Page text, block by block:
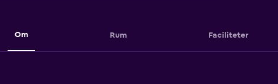
Om Rum Faciliteter